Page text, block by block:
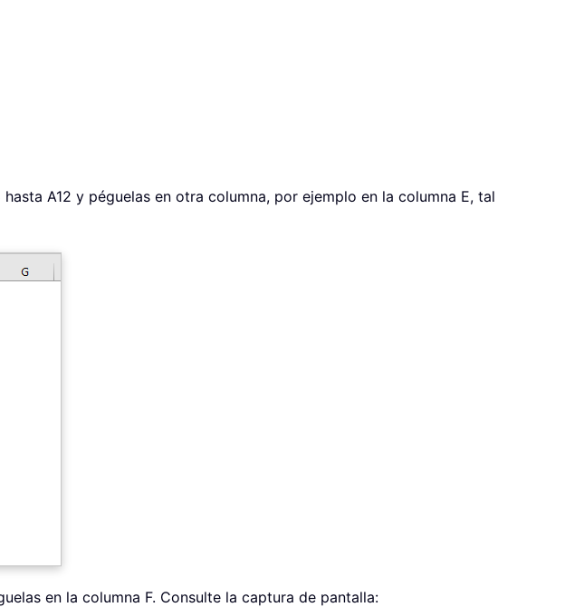
A12 y péguelas en otra columna, por ejemplo en la columna E, tal
en la columna F. Consulte la captura de pantalla: